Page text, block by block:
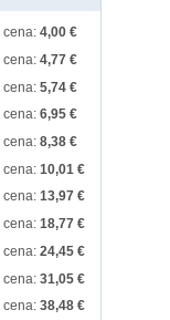
cena: 4,00 €
cena: 4,77 €
cena: 5,74 €
cena: 6,95 €
cena: 8,38 €
cena: 10,01 €
cena: 13,97 €
cena: 18,77 €
cena: 24,45 €
cena: 31,05 €
cena: 38,48 €